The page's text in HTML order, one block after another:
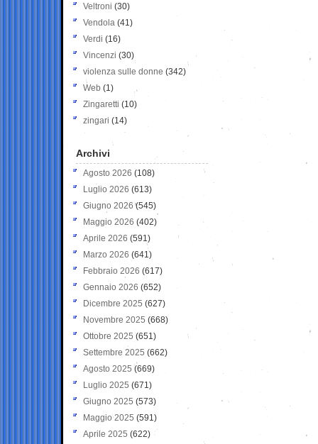
Veltroni (30)
Vendola (41)
Verdi (16)
Vincenzi (30)
violenza sulle donne (342)
Web (1)
Zingaretti (10)
zingari (14)
Archivi
Agosto 2026 (108)
Luglio 2026 (613)
Giugno 2026 (545)
Maggio 2026 (402)
Aprile 2026 (591)
Marzo 2026 (641)
Febbraio 2026 (617)
Gennaio 2026 (652)
Dicembre 2025 (627)
Novembre 2025 (668)
Ottobre 2025 (651)
Settembre 2025 (662)
Agosto 2025 (669)
Luglio 2025 (671)
Giugno 2025 (573)
Maggio 2025 (591)
Aprile 2025 (622)